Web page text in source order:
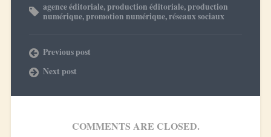
agence éditoriale,production éditoriale,production
numérique,promotion numérique,réseaux sociaux
Previous post
Next post
COMMENTS ARE CLOSED.